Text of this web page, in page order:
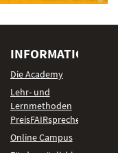
INFORMATIONEN
Die Academy
Lehr- und
Lernmethoden
PreisFAIRsprechen
Online Campus